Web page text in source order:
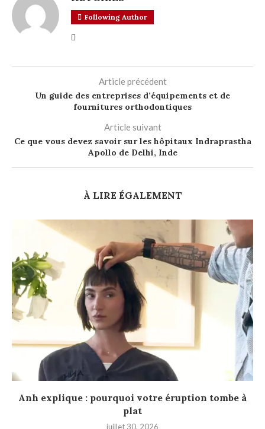
Following Author
Article précédent
Un guide des entreprises d’équipements et de
fournitures orthodontiques
Article suivant
Ce que vous devez savoir sur les hôpitaux Indraprastha
Apollo de Delhi, Inde
À LIRE ÉGALEMENT
Anh explique : pourquoi votre éruption tombe à
plat
juillet 30, 2026